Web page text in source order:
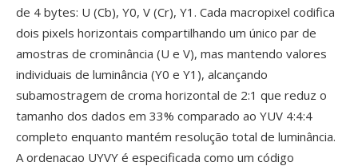
de 4 bytes: U (Cb), Y0, V (Cr), Y1. Cada macropixel codifica
dois pixels horizontais compartilhando um único par de
amostras de crominância (U e V), mas mantendo valores
individuais de luminância (Y0 e Y1), alcançando
subamostragem de croma horizontal de 2:1 que reduz o
tamanho dos dados em 33% comparado ao YUV 4:4:4
completo enquanto mantém resolução total de luminância.
A ordenacao UYVY é especificada como um código